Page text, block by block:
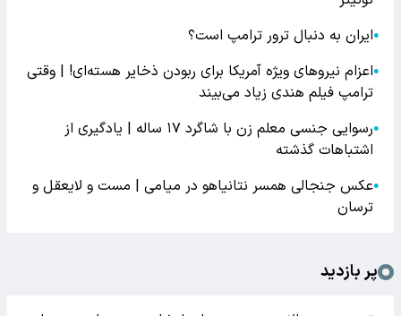
●ایران به دنبال ترور ترامپ است؟
●اعزام نیروهای ویژه آمریکا برای ربودن ذخایر هسته‌ای! | وقتی
ترامپ فیلم هندی زیاد می‌بیند
●
رسوایی جنسی معلم زن با شاگرد ۱۷ ساله | یادگیری از
اشتباهات گذشته
●عکس جنجالی همسر نتانیاهو در میامی | مست و لایعقل و
ترسان
پر بازدید